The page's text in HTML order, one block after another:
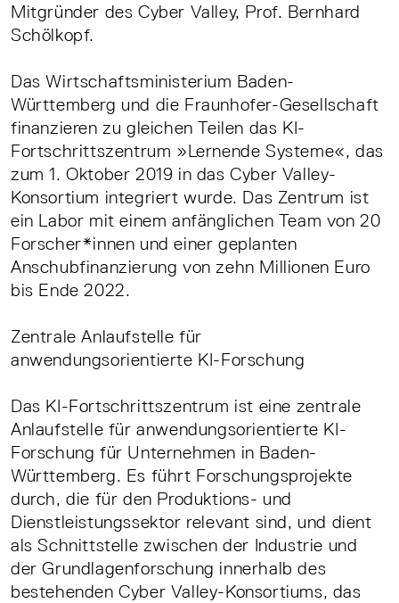
Mitgründer des Cyber Valley, Prof. Bernhard
Schölkopf.
Das Wirtschaftsministerium Baden-
Württemberg und die Fraunhofer-Gesellschaft
finanzieren zu gleichen Teilen das KI-
Fortschrittszentrum »Lernende Systeme«, das
zum 1. Oktober 2019 in das Cyber Valley-
Konsortium integriert wurde. Das Zentrum ist
ein Labor mit einem anfänglichen Team von 20
Forscher*innen und einer geplanten
Anschubfinanzierung von zehn Millionen Euro
bis Ende 2022.
Zentrale Anlaufstelle für
anwendungsorientierte KI-Forschung
Das KI-Fortschrittszentrum ist eine zentrale
Anlaufstelle für anwendungsorientierte KI-
Forschung für Unternehmen in Baden-
Württemberg. Es führt Forschungsprojekte
durch, die für den Produktions- und
Dienstleistungssektor relevant sind, und dient
als Schnittstelle zwischen der Industrie und
der Grundlagenforschung innerhalb des
bestehenden Cyber Valley-Konsortiums, das